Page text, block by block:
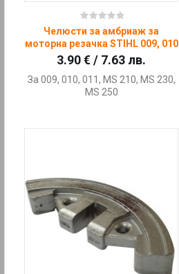
Купи
Челюсти за амбриаж за
моторна резачка STIHL 009, 010
3.90 € / 7.63 лв.
За 009, 010, 011, MS 210, MS 230,
MS 250